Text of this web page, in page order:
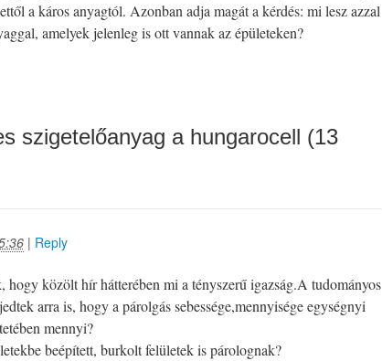
a káros anyagtól. Azonban adja magát a kérdés: mi lesz azzal
amelyek jelenleg is ott vannak az épületeken?
szigetelőanyag a hungarocell (13
| Reply
hogy közölt hír hátterében mi a tényszerű igazság.A tudományos
arra is, hogy a párolgás sebessége,mennyisége egységnyi
mennyi?
beépített, burkolt felületek is párolognak?